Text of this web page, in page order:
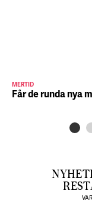
MERTID
Får de runda nya